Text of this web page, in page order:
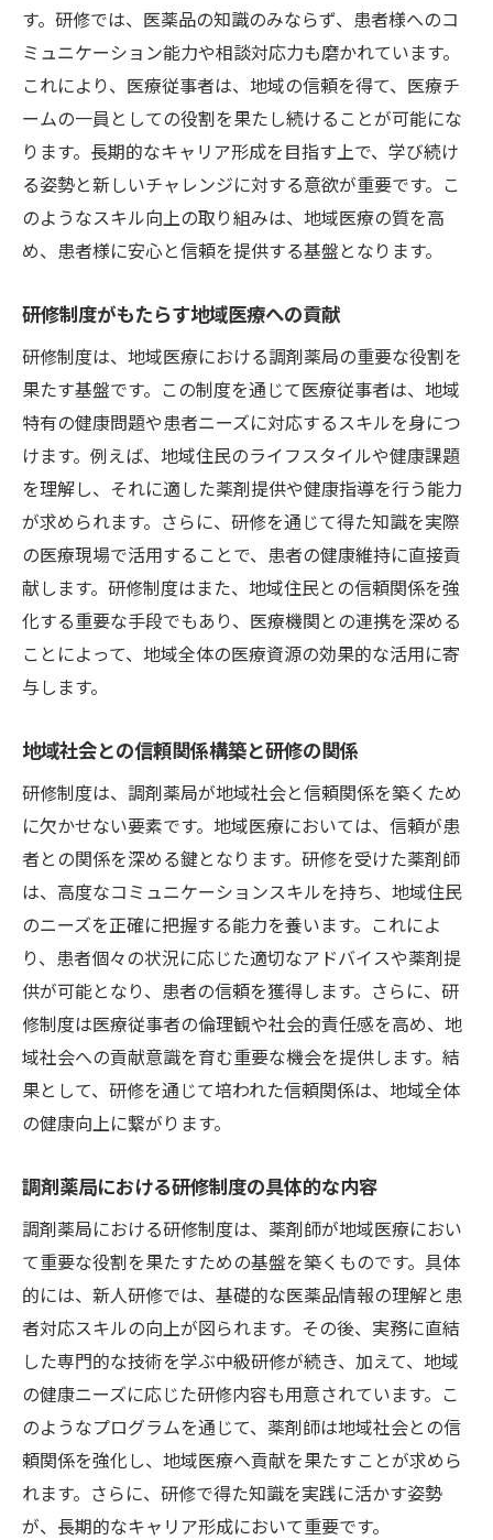
す。研修では、医薬品の知識のみならず、患者様へのコ
ミュニケーション能力や相談対応力も磨かれています。
これにより、医療従事者は、地域の信頼を得て、医療チ
ームの一員としての役割を果たし続けることが可能にな
ります。長期的なキャリア形成を目指す上で、学び続け
る姿勢と新しいチャレンジに対する意欲が重要です。こ
のようなスキル向上の取り組みは、地域医療の質を高
め、患者様に安心と信頼を提供する基盤となります。
研修制度がもたらす地域医療への貢献
研修制度は、地域医療における調剤薬局の重要な役割を
果たす基盤です。この制度を通じて医療従事者は、地域
特有の健康問題や患者ニーズに対応するスキルを身につ
けます。例えば、地域住民のライフスタイルや健康課題
を理解し、それに適した薬剤提供や健康指導を行う能力
が求められます。さらに、研修を通じて得た知識を実際
の医療現場で活用することで、患者の健康維持に直接貢
献します。研修制度はまた、地域住民との信頼関係を強
化する重要な手段でもあり、医療機関との連携を深める
ことによって、地域全体の医療資源の効果的な活用に寄
与します。
地域社会との信頼関係構築と研修の関係
研修制度は、調剤薬局が地域社会と信頼関係を築くため
に欠かせない要素です。地域医療においては、信頼が患
者との関係を深める鍵となります。研修を受けた薬剤師
は、高度なコミュニケーションスキルを持ち、地域住民
のニーズを正確に把握する能力を養います。これによ
り、患者個々の状況に応じた適切なアドバイスや薬剤提
供が可能となり、患者の信頼を獲得します。さらに、研
修制度は医療従事者の倫理観や社会的責任感を高め、地
域社会への貢献意識を育む重要な機会を提供します。結
果として、研修を通じて培われた信頼関係は、地域全体
の健康向上に繋がります。
調剤薬局における研修制度の具体的な内容
調剤薬局における研修制度は、薬剤師が地域医療におい
て重要な役割を果たすための基盤を築くものです。具体
的には、新人研修では、基礎的な医薬品情報の理解と患
者対応スキルの向上が図られます。その後、実務に直結
した専門的な技術を学ぶ中級研修が続き、加えて、地域
の健康ニーズに応じた研修内容も用意されています。こ
のようなプログラムを通じて、薬剤師は地域社会との信
頼関係を強化し、地域医療へ貢献を果たすことが求めら
れます。さらに、研修で得た知識を実践に活かす姿勢
が、長期的なキャリア形成において重要です。